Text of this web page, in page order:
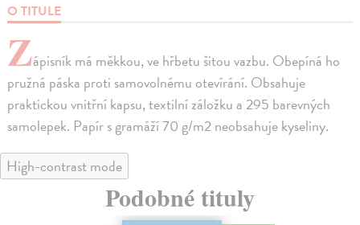
O TITULE
Zápisník má měkkou, ve hřbetu šitou vazbu. Obepíná ho
pružná páska proti samovolnému otevírání. Obsahuje
praktickou vnitřní kapsu, textilní záložku a 295 barevných
samolepek. Papír s gramáží 70 g/m2 neobsahuje kyseliny.
High-contrast mode
Podobné tituly